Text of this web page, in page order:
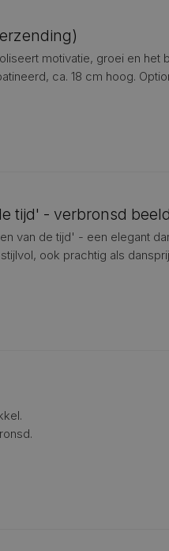
motivatie, groei en het
ca. 18 cm hoog.
tijd' - verbronsd beeld
van de tijd' - een elegant
ook prachtig als